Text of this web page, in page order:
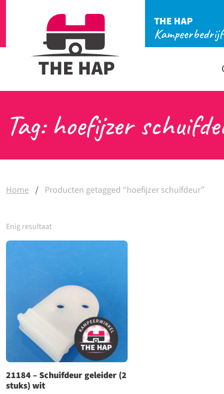
THE HAP
Kampeerbedrijf
Tag: hoefijzer
Home / Producten getagged “hoefijzer schuifdeur”
Enig resultaat
21184 – Schuifdeur geleider (2
stuks) wit